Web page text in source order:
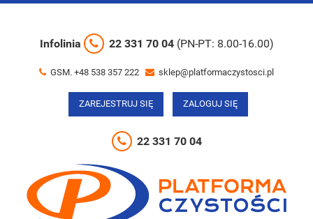
Infolinia 22 331 70 04 (PN-PT: 8.00-16.00)
GSM. +48 538 357 222 sklep@platformaczystosci.pl
ZAREJESTRUJ SIĘ ZALOGUJ SIĘ
22 331 70 04